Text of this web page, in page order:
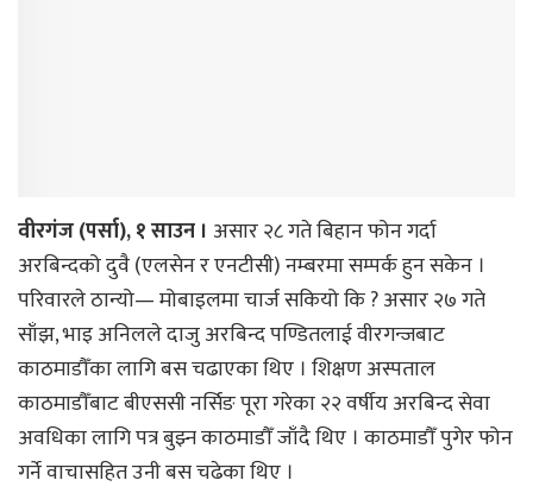
वीरगंज (पर्सा), १ साउन । असार २८ गते बिहान फोन गर्दा
अरबिन्दको दुवै (एलसेन र एनटीसी) नम्बरमा सम्पर्क हुन सकेन ।
परिवारले ठान्यो— मोबाइलमा चार्ज सकियो कि ? असार २७ गते
साँझ, भाइ अनिलले दाजु अरबिन्द पण्डितलाई वीरगन्जबाट
काठमाडौँका लागि बस चढाएका थिए । शिक्षण अस्पताल
काठमाडौँबाट बीएससी नर्सिङ पूरा गरेका २२ वर्षीय अरबिन्द सेवा
अवधिका लागि पत्र बुझ्न काठमाडौँ जाँदै थिए । काठमाडौँ पुगेर फोन
गर्ने वाचासहित उनी बस चढेका थिए ।